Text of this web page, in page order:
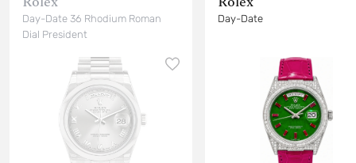
Day-Date 36 Rhodium Roman
Dial President
Day-Date